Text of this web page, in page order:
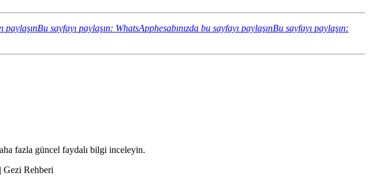
paylaşınBu sayfayı paylaşın: WhatsApphesabınızda bu sayfayı paylaşınBu sayfayı paylaşın:
fazla güncel faydalı bilgi inceleyin.
Rehberi